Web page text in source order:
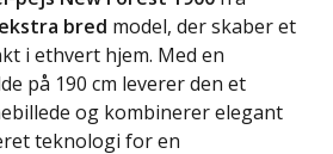
ekstra bred model, der skaber et
i ethvert hjem. Med en
på 190 cm leverer den et
og kombinerer elegant
teknologi for en